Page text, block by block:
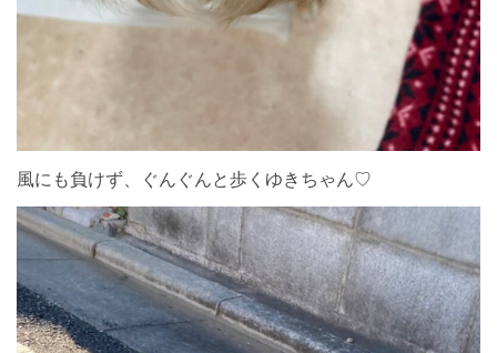
風にも負けず、ぐんぐんと歩くゆきちゃん♡